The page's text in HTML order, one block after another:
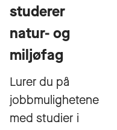
studerer
natur- og
miljøfag
Lurer du på
jobbmulighetene
med studier i